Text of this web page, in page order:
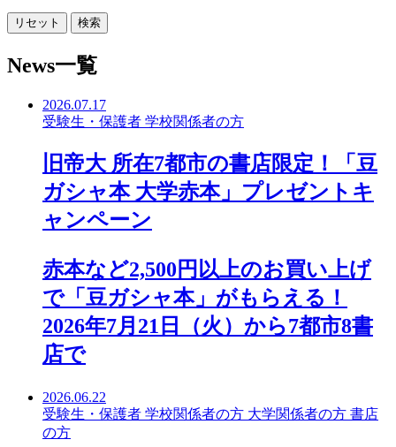
リセット 検索
News一覧
2026.07.17
受験生・保護者 学校関係者の方
旧帝大 所在7都市の書店限定！「豆
ガシャ本 大学赤本」プレゼントキ
ャンペーン
赤本など2,500円以上のお買い上げ
で「豆ガシャ本」がもらえる！
2026年7月21日（火）から7都市8書
店で
2026.06.22
受験生・保護者 学校関係者の方 大学関係者の方 書店
の方